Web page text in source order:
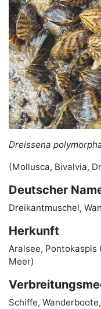
Dreissena
(Mollusca, Bivalvia,
Deutscher
Dreikantmuschel,
Herkunft
Aralsee, Pontokaspis
Meer)
Schiffe,